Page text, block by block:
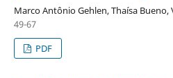
Marco Antônio Gehlen, Thaísa Bueno,
49-67
PDF